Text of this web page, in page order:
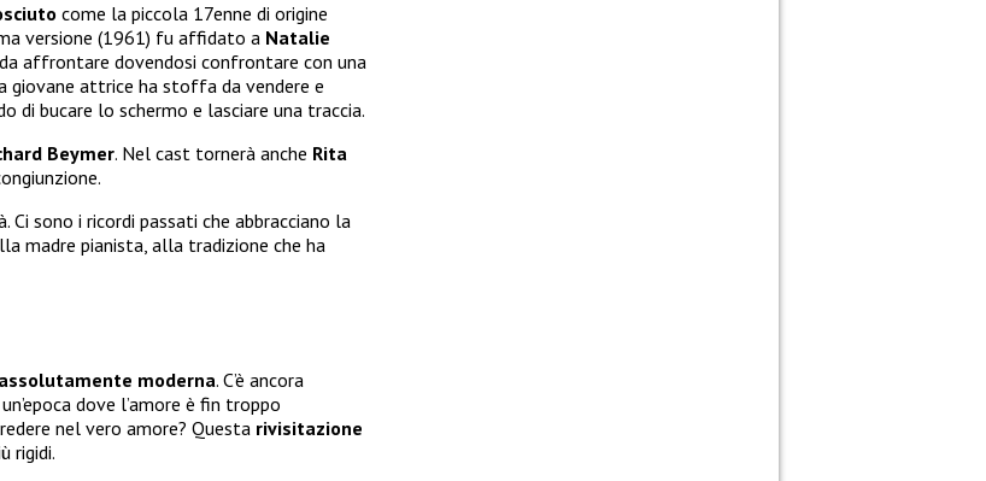
come la piccola 17enne di origine
versione (1961) fu affidato a Natalie
affrontare dovendosi confrontare con una
giovane attrice ha stoffa da vendere e
di bucare lo schermo e lasciare una traccia.
Beymer. Nel cast tornerà anche Rita
sono i ricordi passati che abbracciano la
madre pianista, alla tradizione che ha
moderna. C’è ancora
dove l’amore è fin troppo
nel vero amore? Questa rivisitazione
rigidi.